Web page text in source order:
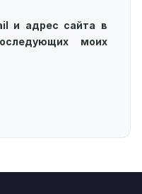
и адрес сайта в
моих